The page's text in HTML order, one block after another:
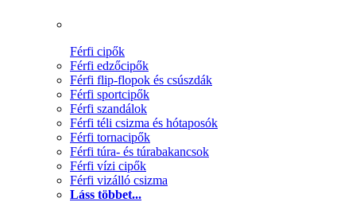
Férfi cipők
Férfi edzőcipők
Férfi flip-flopok és csúszdák
Férfi sportcipők
Férfi szandálok
Férfi téli csizma és hótaposók
Férfi tornacipők
Férfi túra- és túrabakancsok
Férfi vízi cipők
Férfi vizálló csizma
Láss többet...